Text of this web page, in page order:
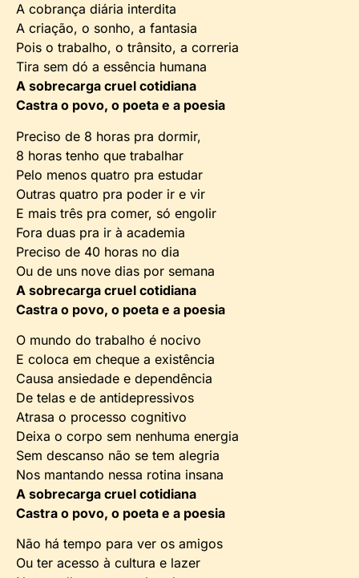
A cobrança diária interdita
A criação, o sonho, a fantasia
Pois o trabalho, o trânsito, a correria
Tira sem dó a essência humana
A sobrecarga cruel cotidiana
Castra o povo, o poeta e a poesia
Preciso de 8 horas pra dormir,
8 horas tenho que trabalhar
Pelo menos quatro pra estudar
Outras quatro pra poder ir e vir
E mais três pra comer, só engolir
Fora duas pra ir à academia
Preciso de 40 horas no dia
Ou de uns nove dias por semana
A sobrecarga cruel cotidiana
Castra o povo, o poeta e a poesia
O mundo do trabalho é nocivo
E coloca em cheque a existência
Causa ansiedade e dependência
De telas e de antidepressivos
Atrasa o processo cognitivo
Deixa o corpo sem nenhuma energia
Sem descanso não se tem alegria
Nos mantando nessa rotina insana
A sobrecarga cruel cotidiana
Castra o povo, o poeta e a poesia
Não há tempo para ver os amigos
Ou ter acesso à cultura e lazer